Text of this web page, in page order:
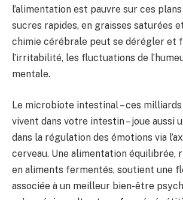
l’alimentation est pauvre sur ces
sucres rapides, en graisses saturées
chimie cérébrale peut se dérégler et
l’irritabilité, les fluctuations de
mentale.
Le microbiote intestinal – ces
vivent dans votre intestin – joue aussi
dans la régulation des émotions via
cerveau. Une alimentation équilibrée,
en aliments fermentés, soutient une
associée à un meilleur bien-être